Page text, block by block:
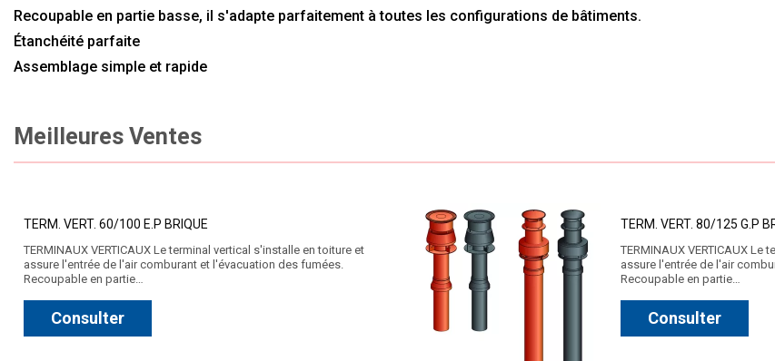
Recoupable en partie basse, il s'adapte parfaitement à toutes les configurations de bâtiments.
Étanchéité parfaite
Assemblage simple et rapide
Meilleures Ventes
TERM. VERT. 60/100 E.P BRIQUE
TERMINAUX VERTICAUX Le terminal vertical s'installe en toiture et
assure l'entrée de l'air comburant et l'évacuation des fumées.
Recoupable en partie…
Consulter
TERM. VERT. 80/125 G.P
TERMINAUX VERTICAUX
assure l'entrée de l'air
Recoupable en partie…
Consulter